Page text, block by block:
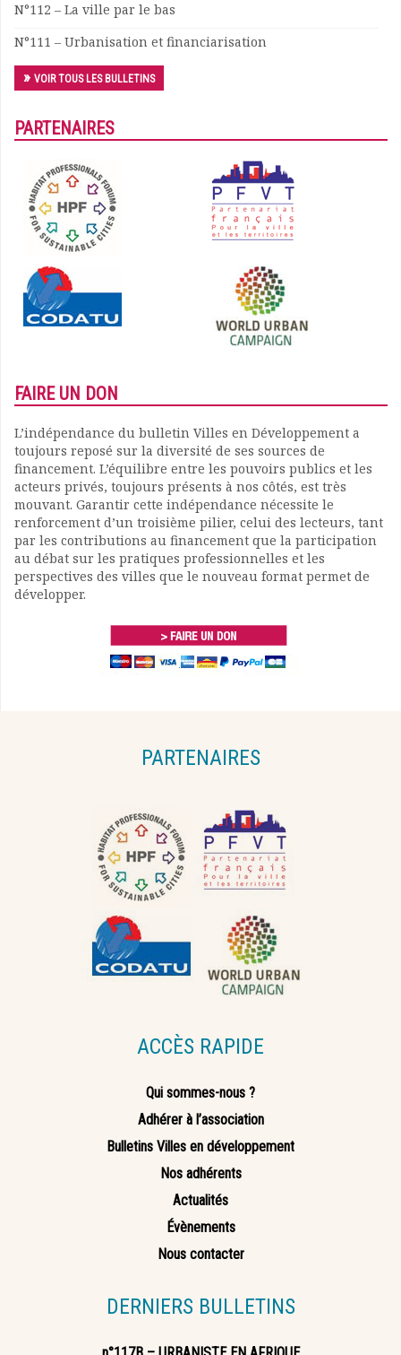
N°112 – La ville par le bas
N°111 – Urbanisation et financiarisation
VOIR TOUS LES BULLETINS
PARTENAIRES
FAIRE UN DON
L’indépendance du bulletin Villes en Développement a
toujours reposé sur la diversité de ses sources de
financement. L’équilibre entre les pouvoirs publics et les
acteurs privés, toujours présents à nos côtés, est très
mouvant. Garantir cette indépendance nécessite le
renforcement d’un troisième pilier, celui des lecteurs, tant
par les contributions au financement que la participation
au débat sur les pratiques professionnelles et les
perspectives des villes que le nouveau format permet de
développer.
PARTENAIRES
ACCÈS RAPIDE
Qui sommes-nous ?
Adhérer à l’association
Bulletins Villes en développement
Nos adhérents
Actualités
Évènements
Nous contacter
DERNIERS BULLETINS